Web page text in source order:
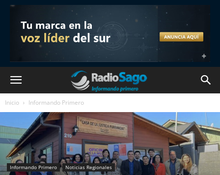
Inicio Informando Primero
Informando Primero Noticias Regionales